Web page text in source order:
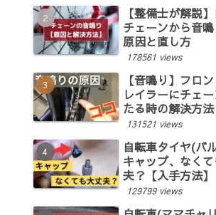
【整備士が解説
チェーンから音
原因と直し方
178561 views
【音鳴り】フロ
レイラーにチェ
たる時の解決方法
131521 views
自転車タイヤ(バ
キャップ、なく
夫？【入手方法】
129799 views